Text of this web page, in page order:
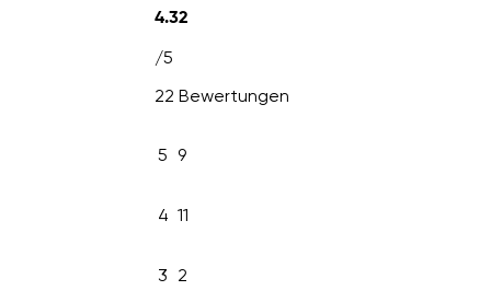
4.32
/5
22 Bewertungen
5 9
4 11
3 2